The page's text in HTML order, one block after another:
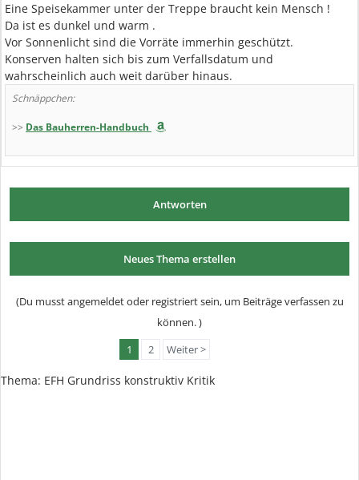
Eine Speisekammer unter der Treppe braucht kein Mensch !
Da ist es dunkel und warm .
Vor Sonnenlicht sind die Vorräte immerhin geschützt.
Konserven halten sich bis zum Verfallsdatum und
wahrscheinlich auch weit darüber hinaus.
Schnäppchen:
>> Das Bauherren-Handbuch
Antworten
Neues Thema erstellen
(Du musst angemeldet oder registriert sein, um Beiträge verfassen zu
können. )
1
2 Weiter >
Thema: EFH Grundriss konstruktiv Kritik